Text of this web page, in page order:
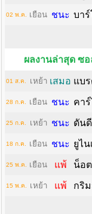
02 พ.ค. เยือน ชนะ บาร์
ผลงานล่าสุด ซ
01 ส.ค. เหย้า เสมอ แบ
28 ก.ค. เยือน ชนะ คา
25 ก.ค. เหย้า ชนะ ดัน
18 ก.ค. เยือน ชนะ ยูไ
25 พ.ค. เยือน แพ้ น็อ
15 พ.ค. เหย้า แพ้ กริ